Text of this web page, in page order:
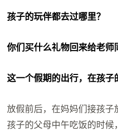
孩子的玩伴都去过哪里？
你们买什么礼物回来给老师
这一个假期的出行，在孩子
放假前后，在妈妈们接孩子
孩子的父母中午吃饭的时候